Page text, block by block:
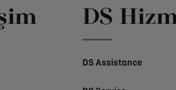
DS
DS Assistance